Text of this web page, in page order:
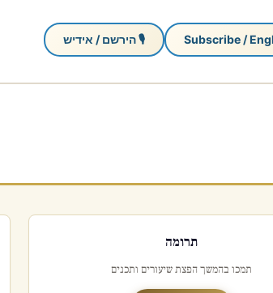
🎙 הירשם / אידיש
תרומה
תמכו בהמשך הפצת שיעורים ותכנים